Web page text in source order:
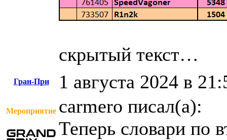
скрытый текст…
Гран-При 1 августа 2024 в
Мероприятие carmero писал(а):
Теперь словари по